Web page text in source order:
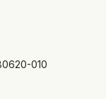
010